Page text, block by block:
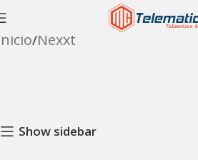
Nexxt
Show sidebar